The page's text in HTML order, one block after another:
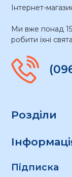
Інтернет-
Ми вже понад 15
робити їхні
Розділи
Підписка